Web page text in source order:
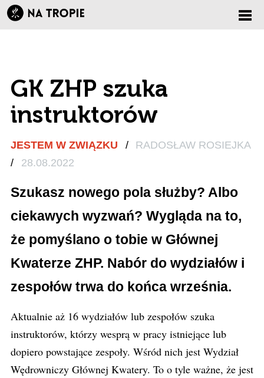
GK ZHP szuka
instruktorów
JESTEM W ZWIĄZKU /
RADOSŁAW ROSIEJKA
/
28.08.2022
Szukasz nowego pola służby? Albo
ciekawych wyzwań? Wygląda na to,
że pomyślano o tobie w Głównej
Kwaterze ZHP. Nabór do wydziałów i
zespołów trwa do końca września.
Aktualnie aż 16 wydziałów lub zespołów szuka
instruktorów, którzy wesprą w pracy istniejące lub
dopiero powstające zespoły. Wśród nich jest Wydział
Wędrowniczy Głównej Kwatery. To o tyle ważne, że jest